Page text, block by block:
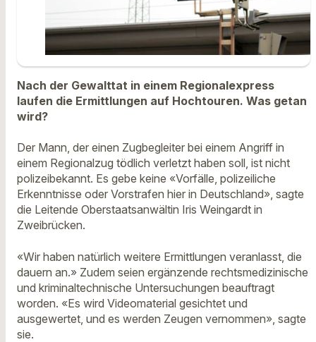
Nach der Gewalttat in einem Regionalexpress
laufen die Ermittlungen auf Hochtouren. Was getan
wird?
Der Mann, der einen Zugbegleiter bei einem Angriff in
einem Regionalzug tödlich verletzt haben soll, ist nicht
polizeibekannt. Es gebe keine «Vorfälle, polizeiliche
Erkenntnisse oder Vorstrafen hier in Deutschland», sagte
die Leitende Oberstaatsanwältin Iris Weingardt in
Zweibrücken.
«Wir haben natürlich weitere Ermittlungen veranlasst, die
dauern an.» Zudem seien ergänzende rechtsmedizinische
und kriminaltechnische Untersuchungen beauftragt
worden. «Es wird Videomaterial gesichtet und
ausgewertet, und es werden Zeugen vernommen», sagte
sie.